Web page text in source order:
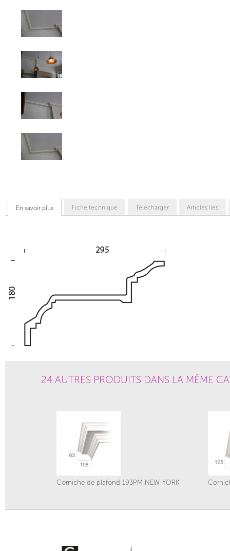
En savoir plus Fiche technique Télécharger Articles liés
24 AUTRES PRODUITS DANS LA MÊME
Corniche de plafond 193PM NEW-YORK